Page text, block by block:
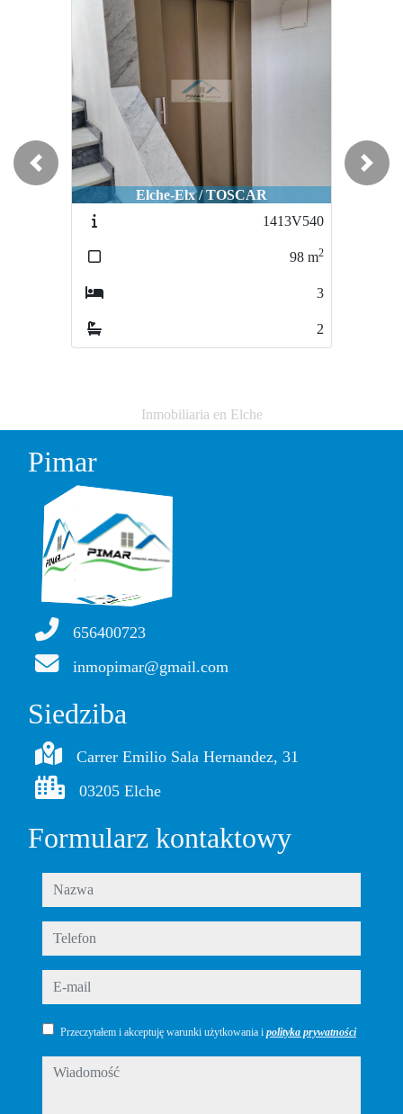
Elche-Elx / TOSCAR
1413V540
Albatera / PARTIDA DEL MOCO
183
Previous Next
Inmobiliaria en Elche
Pimar
656400723
inmopimar@gmail.com
Siedziba
Carrer Emilio Sala Hernandez, 31
03205 Elche
Formularz kontaktowy
nazwa
telefon
e-mail
Przeczytałem i akceptuję warunki użytkowania i polityka prywatności
wiadomość